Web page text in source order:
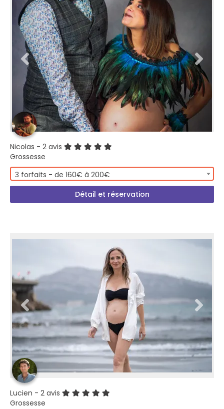
Nicolas - 2 avis
Grossesse
3 forfaits - de 160€ à 200€
Détail et réservation
Lucien - 2 avis
Grossesse